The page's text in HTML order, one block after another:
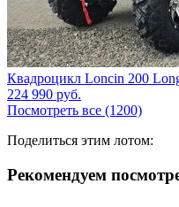
Квадроцикл Loncin 200
224 990 руб.
Посмотреть все (1200)
Поделиться этим лотом:
Рекомендуем